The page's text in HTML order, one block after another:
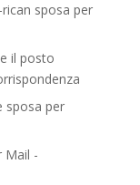
sposa per
il posto
sposa per
Mail -